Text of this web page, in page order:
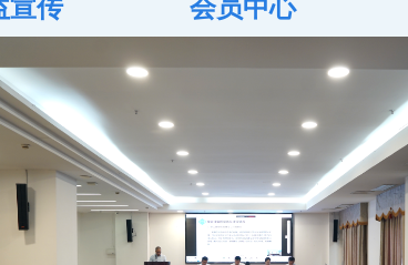
宣传
会员中心